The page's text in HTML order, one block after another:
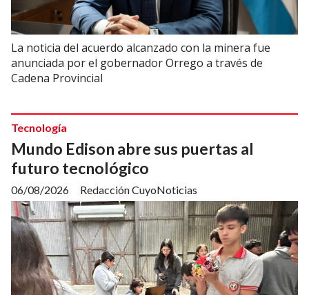
La noticia del acuerdo alcanzado con la minera fue
anunciada por el gobernador Orrego a través de
Cadena Provincial
Mundo Edison abre sus puertas al
futuro tecnológico
Redacción CuyoNoticias
Tecnología
06/08/2026